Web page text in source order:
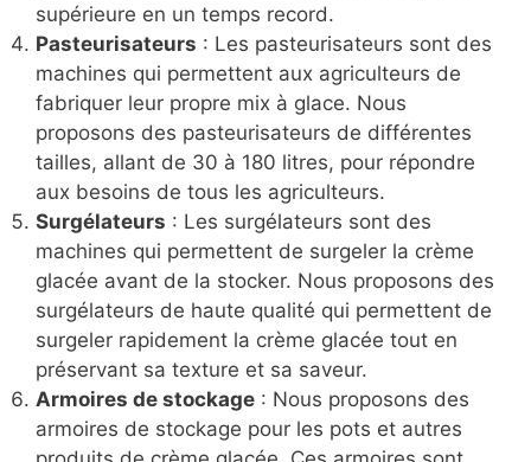
supérieure en un temps record.
Pasteurisateurs : Les pasteurisateurs sont des
machines qui permettent aux agriculteurs de
fabriquer leur propre mix à glace. Nous
proposons des pasteurisateurs de différentes
tailles, allant de 30 à 180 litres, pour répondre
aux besoins de tous les agriculteurs.
Surgélateurs : Les surgélateurs sont des
machines qui permettent de surgeler la crème
glacée avant de la stocker. Nous proposons des
surgélateurs de haute qualité qui permettent de
surgeler rapidement la crème glacée tout en
préservant sa texture et sa saveur.
Armoires de stockage : Nous proposons des
armoires de stockage pour les pots et autres